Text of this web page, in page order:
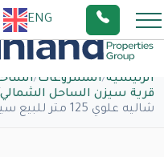
ENG
الرئيسية/المشروعات/
قرية سيزن الساحل الشمالي
شاليه علوي 125 متر للبيع سيزين الساحل الشمالي